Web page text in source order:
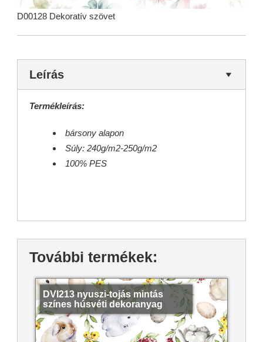
D00128 Dekoratív szövet
Leírás
Termékleírás:
bársony alapon
Súly: 240g/m2-250g/m2
100% PES
További termékek:
DVI213 nyuszi-tojás mintás
színes húsvéti dekoranyag